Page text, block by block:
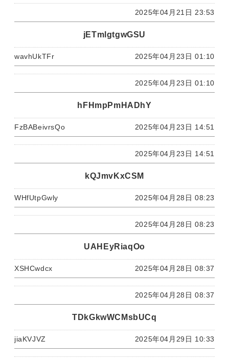
2025年04月21日 23:53
jETmlgtgwGSU
wavhUkTFr 2025年04月23日 01:10
2025年04月23日 01:10
hFHmpPmHADhY
FzBABeivrsQo 2025年04月23日 14:51
2025年04月23日 14:51
kQJmvKxCSM
WHfUtpGwly 2025年04月28日 08:23
2025年04月28日 08:23
UAHEyRiaqOo
XSHCwdcx 2025年04月28日 08:37
2025年04月28日 08:37
TDkGkwWCMsbUCq
jiaKVJVZ 2025年04月29日 10:33